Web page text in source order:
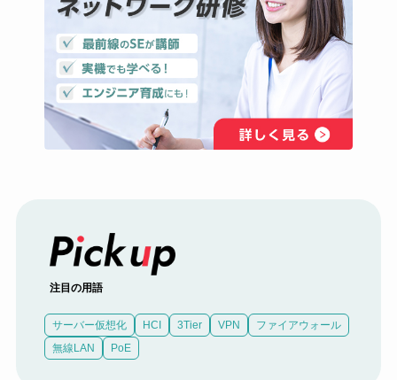
注目の用語
サーバー仮想化 HCI 3Tier VPN
ファイアウォール
無線LAN
PoE